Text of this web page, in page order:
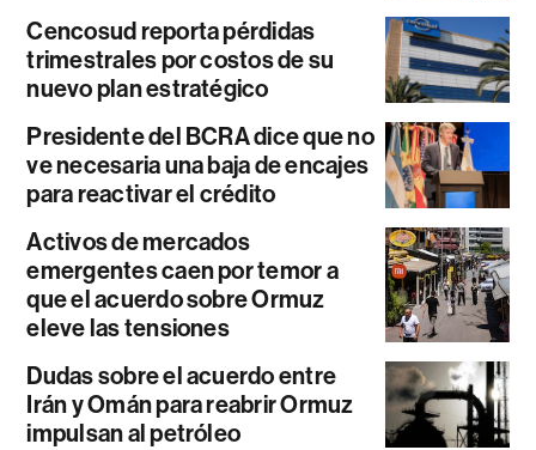
Cencosud reporta pérdidas
trimestrales por costos de su
nuevo plan estratégico
Presidente del BCRA dice que no
ve necesaria una baja de encajes
para reactivar el crédito
Activos de mercados
emergentes caen por temor a
que el acuerdo sobre Ormuz
eleve las tensiones
Dudas sobre el acuerdo entre
Irán y Omán para reabrir Ormuz
impulsan al petróleo